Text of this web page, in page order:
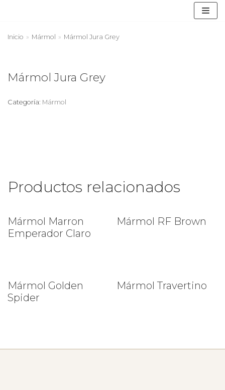
al
Inicio » Mármol » Mármol Jura Grey
Mármol Jura Grey
Categoría: Mármol
Productos relacionados
Mármol Marron
Emperador Claro
Mármol RF Brown
Mármol Golden
Spider
Mármol Travertino